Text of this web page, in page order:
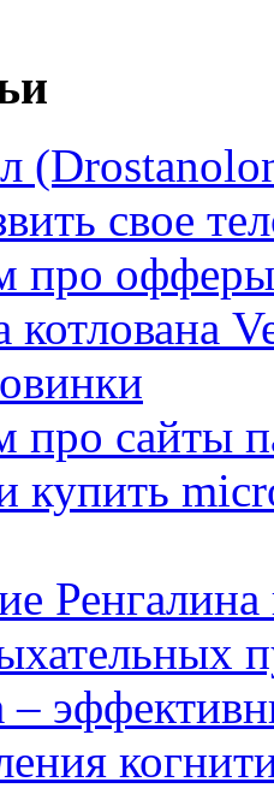
свое
про
котлована
про сайты
купить
Ренгалина
–